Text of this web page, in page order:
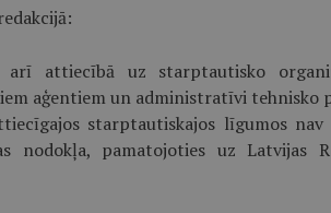
attiecībā uz starptautisko
aģentiem un administratīvi tehnisko
starptautiskajos līgumos
nodokļa, pamatojoties uz Latvijas